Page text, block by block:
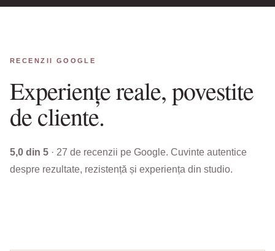
RECENZII GOOGLE
Experiențe reale, povestite
de cliente.
5,0 din 5 · 27 de recenzii pe Google. Cuvinte autentice
despre rezultate, rezistență și experiența din studio.